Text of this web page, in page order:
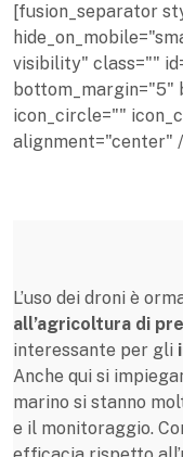
[fusion_separator
visibility" class=""
bottom_margin="5"
icon_circle=""
alignment="center"
L’uso dei droni è
all’agricoltura di
interessante per gli
Anche qui si
marino si stanno
e il monitoraggio.